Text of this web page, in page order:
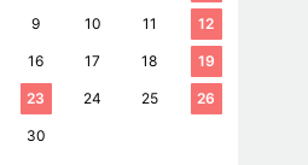
9 10 11 12
16 17 18 19
23 24 25 26
30